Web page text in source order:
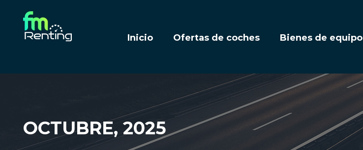
Inicio Ofertas de coches Bienes de equipo
OCTUBRE, 2025